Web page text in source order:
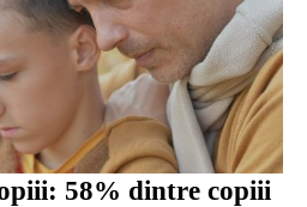
58% dintre copiii